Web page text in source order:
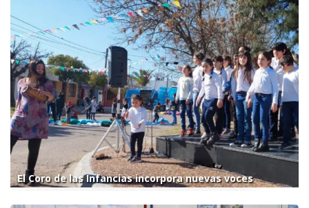
El Coro de las Infancias incorpora nuevas voces